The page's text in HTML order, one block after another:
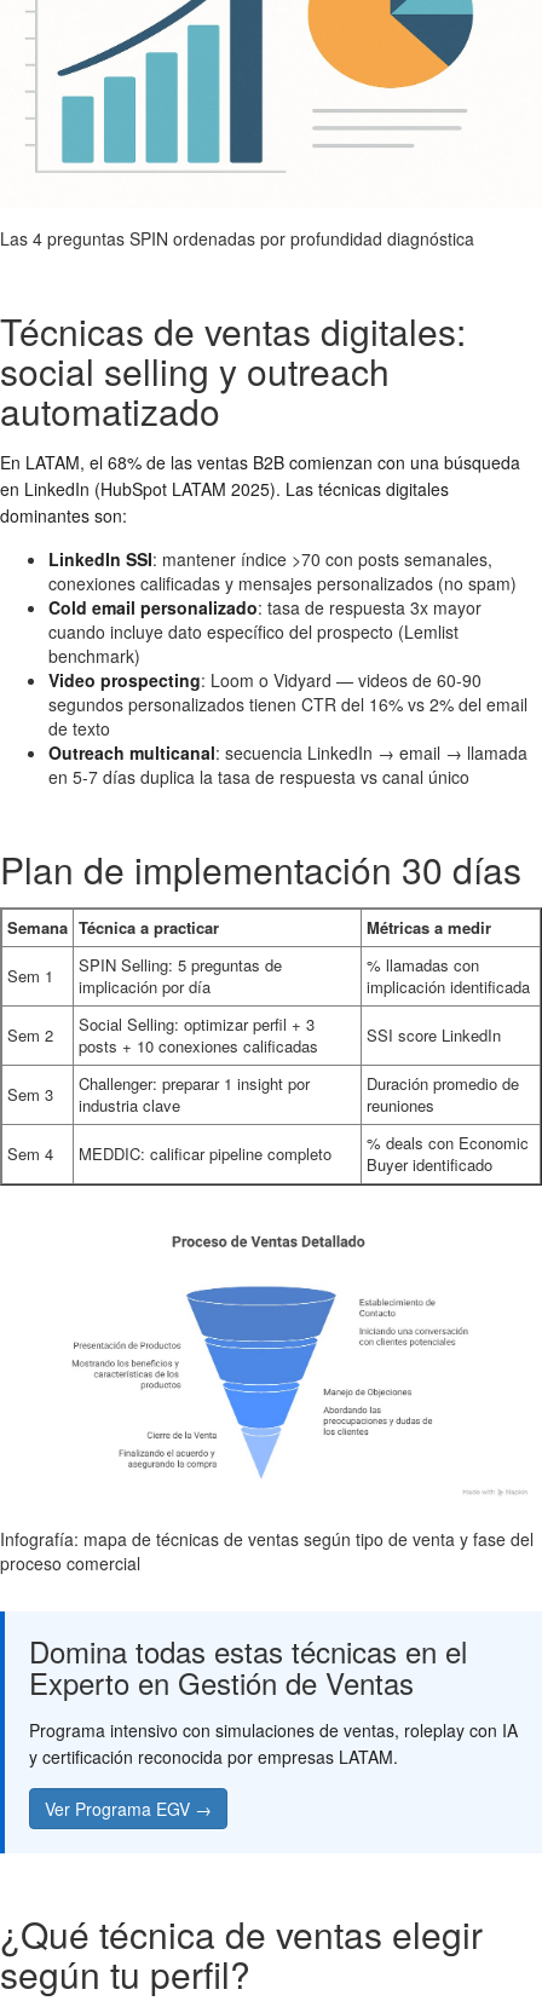
Las 4 preguntas SPIN ordenadas por profundidad diagnóstica
Técnicas de ventas digitales:
social selling y outreach
automatizado
En LATAM, el 68% de las ventas B2B comienzan con una búsqueda
en LinkedIn (HubSpot LATAM 2025). Las técnicas digitales
dominantes son:
LinkedIn SSI: mantener índice >70 con posts semanales,
conexiones calificadas y mensajes personalizados (no spam)
Cold email personalizado: tasa de respuesta 3x mayor
cuando incluye dato específico del prospecto (Lemlist
benchmark)
Video prospecting: Loom o Vidyard — videos de 60-90
segundos personalizados tienen CTR del 16% vs 2% del email
de texto
Outreach multicanal: secuencia LinkedIn → email → llamada
en 5-7 días duplica la tasa de respuesta vs canal único
Plan de implementación 30 días
Semana Técnica a practicar Métricas a medir
Sem 1
SPIN Selling: 5 preguntas de
implicación por día
% llamadas con
implicación identificada
Sem 2
Social Selling: optimizar perfil + 3
posts + 10 conexiones calificadas
SSI score LinkedIn
Sem 3
Challenger: preparar 1 insight por
industria clave
Duración promedio de
reuniones
Sem 4 MEDDIC: calificar pipeline completo
% deals con Economic
Buyer identificado
Infografía: mapa de técnicas de ventas según tipo de venta y fase del
proceso comercial
Domina todas estas técnicas en el
Experto en Gestión de Ventas
Programa intensivo con simulaciones de ventas, roleplay con IA
y certificación reconocida por empresas LATAM.
Ver Programa EGV →
¿Qué técnica de ventas elegir
según tu perfil?